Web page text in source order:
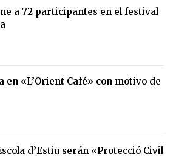
a 72 participantes en el festival
en «L’Orient Café» con motivo de
d’Estiu serán «Protecció Civil